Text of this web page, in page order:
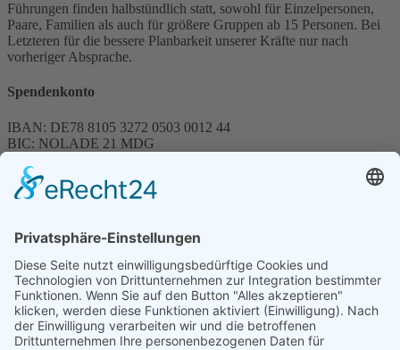
Führungen finden halbstündlich statt, sowohl für Einzelpersonen,
Paare, Familien als auch für größere Gruppen ab 15 Personen. Bei
Letzteren für die bessere Planbarkeit unserer Kräfte nur nach
vorheriger Absprache.
Spendenkonto
IBAN: DE78 8105 3272 0503 0012 44
BIC: NOLADE 21 MDG
Spenden können steuerlich abgesetzt werden
Förderung
© 1987 – 2025
Storchenhof Loburg e.V.